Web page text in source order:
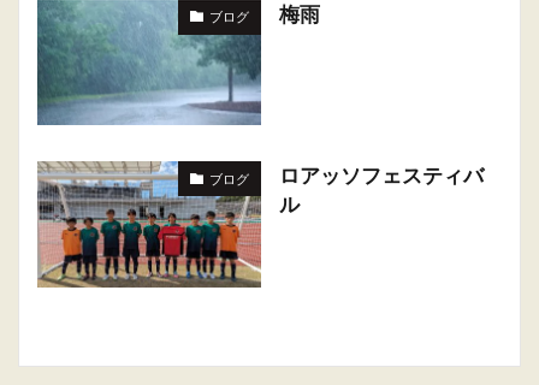
ブログ 梅雨
ブログ
ロアッソフェスティバ
ル